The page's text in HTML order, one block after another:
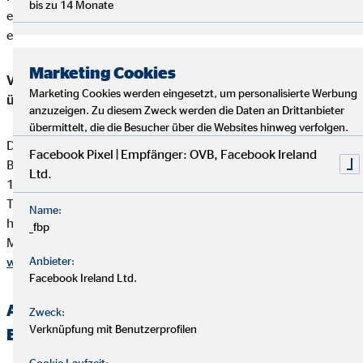
einbehalten werden darf. Diese ist in der Versicherungsprämie
einkalkuliert.
Vermittler-Registerstelle, bei der sich die Eintragungen
überprüfen lassen:
Deutsche Industrie- und Handelskammer (DIHK)
Breite Straße 29
10178 Berlin
Tel. 0180 / 6005850 (20 Cent/Anruf aus dem dt. Festnetz,
höchstens 60 Cent/Anruf aus Mobilfunknetzen)
Mail
www.dihk.de
Alternative Streitbeilegung —
Beschwerde-/Schlichtungsstellen
bis zu 14 Monate
Marketing Cookies
Marketing Cookies werden eingesetzt, um personalisierte Werbung
anzuzeigen. Zu diesem Zweck werden die Daten an Drittanbieter
übermittelt, die die Besucher über die Websites hinweg verfolgen.
Facebook Pixel | Empfänger: OVB, Facebook Ireland
Ltd.
Name:
_fbp
Anbieter:
Facebook Ireland Ltd.
Zweck:
Verknüpfung mit Benutzerprofilen